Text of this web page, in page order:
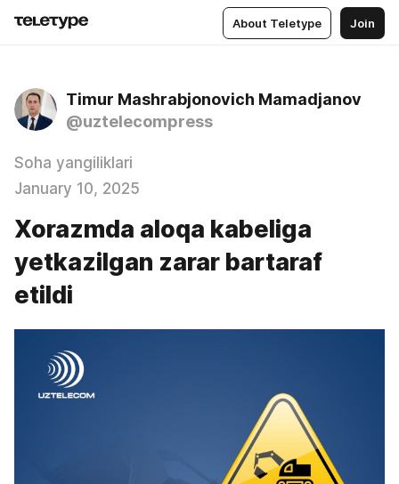
About Teletype Join
Timur Mashrabjonovich Mamadjanov
@uztelecompress
Soha yangiliklari
January 10, 2025
Xorazmda aloqa kabeliga
yetkazilgan zarar bartaraf
etildi